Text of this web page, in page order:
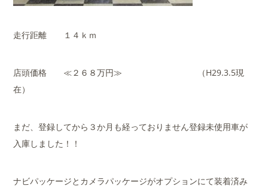
走行距離 １４ｋｍ
店頭価格 ≪２６８万円≫ （H29.3.5現
在）
まだ、登録してから３か月も経っておりません登録未使用車が
入庫しました！！
ナビパッケージとカメラパッケージがオプションにて装着済み